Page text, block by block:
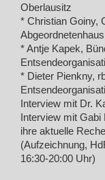
Oberlausitz
* Christian Goiny,
* Antje Kapek,
* Dieter Pienkny,
Interview mit Dr.
Interview mit
ihre aktuelle
(Aufzeichnung,
16:30-20:00 Uhr)